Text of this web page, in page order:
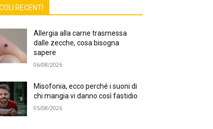
RECENTI
Allergia alla carne trasmessa
dalle zecche, cosa bisogna
sapere
06/08/2026
Misofonia, ecco perché i suoni di
chi mangia vi danno così fastidio
05/08/2026